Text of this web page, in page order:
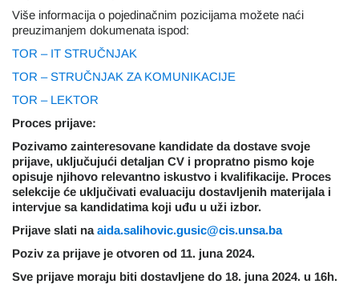
Više informacija o pojedinačnim pozicijama možete naći
preuzimanjem dokumenata ispod:
TOR – IT STRUČNJAK
TOR – STRUČNJAK ZA KOMUNIKACIJE
TOR – LEKTOR
Proces prijave:
Pozivamo zainteresovane kandidate da dostave svoje
prijave, uključujući detaljan CV i propratno pismo koje
opisuje njihovo relevantno iskustvo i kvalifikacije. Proces
selekcije će uključivati evaluaciju dostavljenih materijala i
intervjue sa kandidatima koji uđu u uži izbor.
Prijave slati na aida.salihovic.gusic@cis.unsa.ba
Poziv za prijave je otvoren od 11. juna 2024.
Sve prijave moraju biti dostavljene do 18. juna 2024. u 16h.